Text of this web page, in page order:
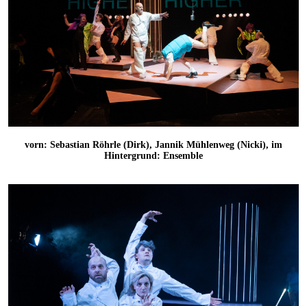
vorn: Sebastian Röhrle (Dirk), Jannik Mühlenweg (Nicki), im
Hintergrund: Ensemble